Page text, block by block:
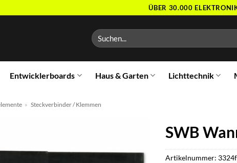
ÜBER 30.000
Suchen
nach:
Entwicklerboards Haus & Garten Lichttechnik
» Steckverbinder / Klemmen
SWB
Artikelnummer: